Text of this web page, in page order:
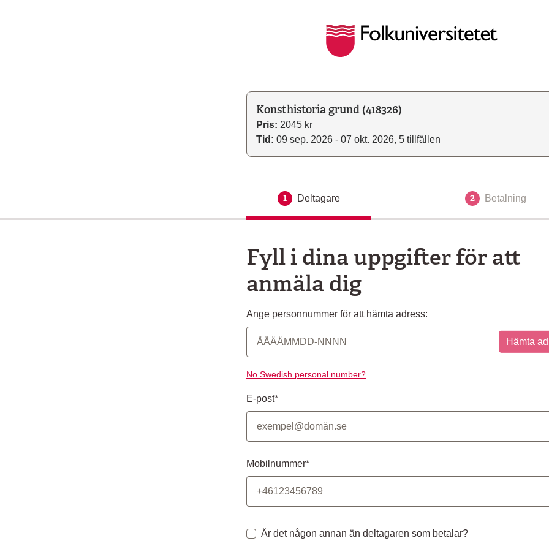
Konsthistoria grund (418326)
Pris: 2045 kr
Tid: 09 sep. 2026 - 07 okt. 2026, 5 tillfällen
1 Aktuellt steg
Deltagare 2 Betalning
Fyll i dina uppgifter för att
anmäla dig
Ange personnummer för att hämta adress:
Hämta
No Swedish personal number?
E-post*
Mobilnummer*
Är det någon annan än deltagaren som betalar?